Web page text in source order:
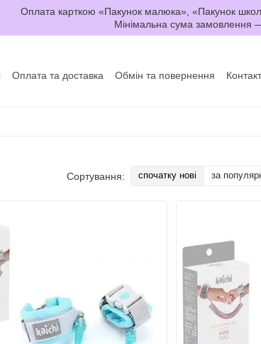
Оплата карткою «Пакунок малюка», «Пакунок
Мінімальна сума замовлення
Оплата та доставка Обмін та повернення
Сортування: спочатку нові за